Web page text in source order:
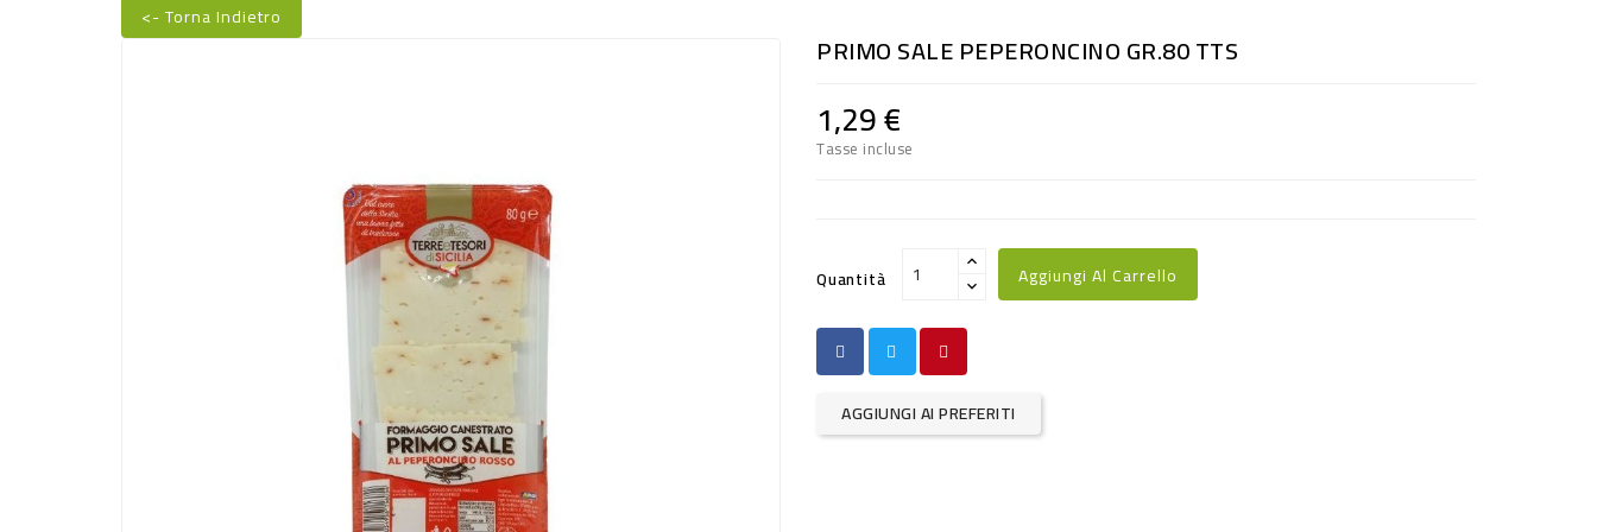
<- Torna Indietro
PRIMO SALE PEPERONCINO GR.80 TTS
1,29 €
Tasse incluse
Quantità Aggiungi Al Carrello
AGGIUNGI AI PREFERITI